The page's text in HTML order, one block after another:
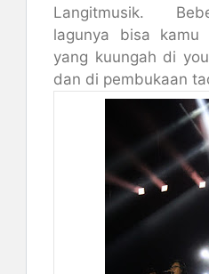
Langitmusik.
lagunya bisa
yang kuungah di
dan di pembukaan